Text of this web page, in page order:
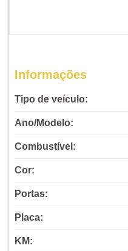
Informações
Tipo de veículo:
Ano/Modelo:
Combustível:
Cor:
Portas:
Placa:
KM: